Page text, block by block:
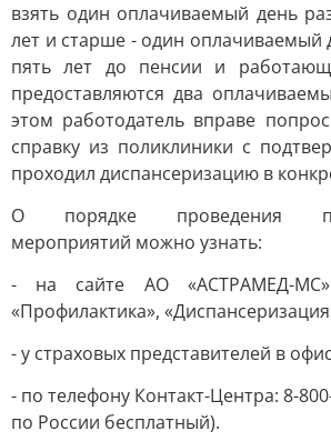
взять один оплачиваемый день
лет и старше - один оплачиваемый
пять лет до пенсии и
предоставляются два
этом работодатель вправе
справку из поликлиники с
проходил диспансеризацию в
О порядке проведения
мероприятий можно узнать:
- на сайте АО «АСТРАМЕД-
«Профилактика»,
- у страховых представителей в
- по телефону Контакт-Центра: 8-
по России бесплатный).